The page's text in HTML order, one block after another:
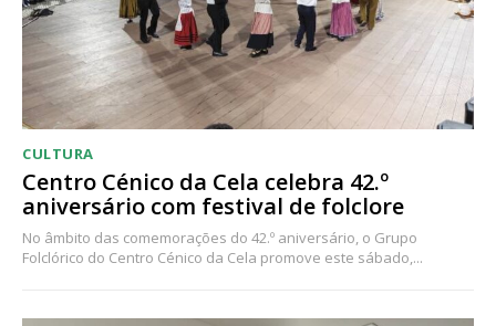
CULTURA
Centro Cénico da Cela celebra 42.º
aniversário com festival de folclore
No âmbito das comemorações do 42.º aniversário, o Grupo
Folclórico do Centro Cénico da Cela promove este sábado,...